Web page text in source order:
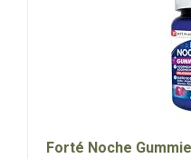
Forté Noche